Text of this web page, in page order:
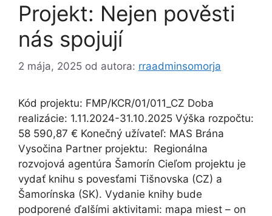
Projekt: Nejen pověsti
nás spojují
2 mája, 2025 od autora: rraadminsomorja
Kód projektu: FMP/KCR/01/011_CZ Doba
realizácie: 1.11.2024-31.10.2025 Výška rozpočtu:
58 590,87 € Konečný užívateľ: MAS Brána
Vysočina Partner projektu: Regionálna
rozvojová agentúra Šamorín Cieľom projektu je
vydať knihu s povesťami Tišnovska (CZ) a
Šamorínska (SK). Vydanie knihy bude
podporené ďalšími aktivitami: mapa miest – on